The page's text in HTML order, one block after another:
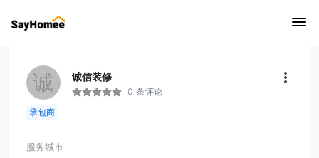
诚 诚信装修
0 条评论
承包商
服务城市